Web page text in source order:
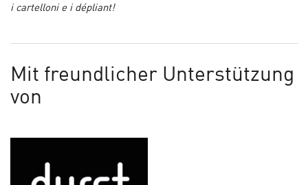
i cartelloni e i dépliant!
Mit freundlicher Unterstützung
von